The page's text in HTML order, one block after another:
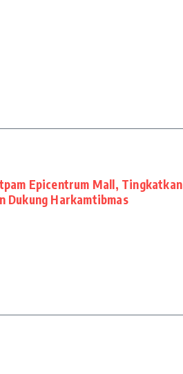
Epicentrum Mall, Tingkatkan
Dukung Harkamtibmas